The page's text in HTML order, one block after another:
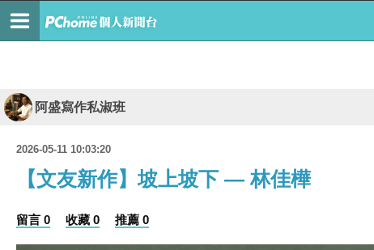
阿盛寫作私淑班
2026-05-11 10:03:20
【文友新作】坡上坡下 — 林佳樺
留言 0 收藏 0 推薦 0